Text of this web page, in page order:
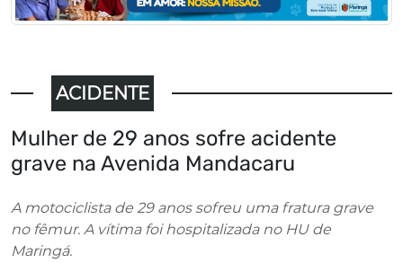
ACIDENTE
Mulher de 29 anos sofre acidente
grave na Avenida Mandacaru
A motociclista de 29 anos sofreu uma fratura grave
no fêmur. A vítima foi hospitalizada no HU de
Maringá.